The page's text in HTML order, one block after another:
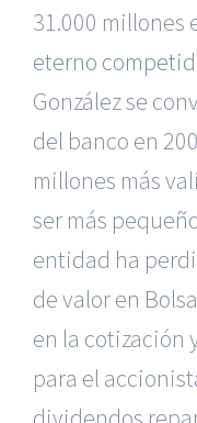
31.000 millones
eterno
González se
del banco en
millones más
ser más
entidad ha
de valor en
en la cotización
para el